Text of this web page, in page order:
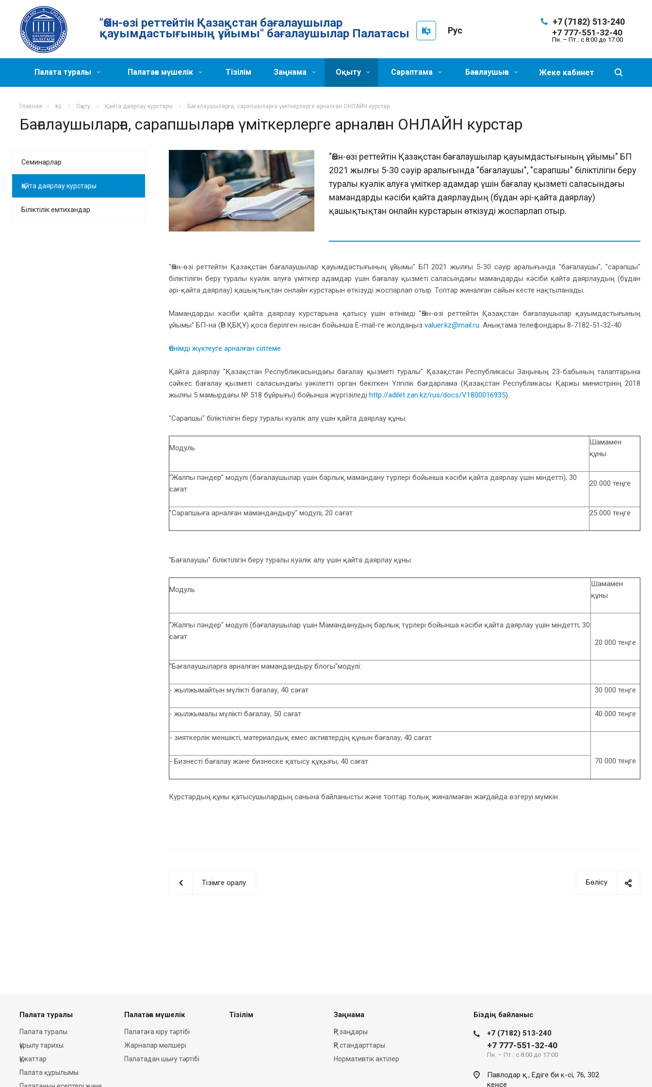
"Өзін-өзі реттейтін Қазақстан бағалаушылар
қауымдастығының ұйымы" бағалаушылар Палатасы Қаз Рус
+7 (7182) 513-240
+7 777-551-32-40
Пн. – Пт.: с 8:00 до 17:00
Жеке кабинет
Палата туралы Палатаға мүшелік Тізілім Заңнама Оқыту Сараптама Бағалаушыға
Главная kz Оқыту Қайта даярлау курстары Бағалаушыларға, сарапшыларға үміткерлерге арналған ОНЛАЙН курстар
Бағалаушыларға, сарапшыларға үміткерлерге арналған ОНЛАЙН курстар
"Өзін-өзі реттейтін Қазақстан бағалаушылар қауымдастығының ұйымы" БП
2021 жылғы 5-30 сәуір аралығында "бағалаушы", "сарапшы" біліктілігін беру
туралы куәлік алуға үміткер адамдар үшін бағалау қызметі саласындағы
мамандарды кәсіби қайта даярлаудың (бұдан әрі-қайта даярлау)
қашықтықтан онлайн курстарын өткізуді жоспарлап отыр.
"Өзін-өзі реттейтін Қазақстан бағалаушылар қауымдастығының ұйымы" БП 2021 жылғы 5-30 сәуір аралығында "бағалаушы", "сарапшы"
біліктілігін беру туралы куәлік алуға үміткер адамдар үшін бағалау қызметі саласындағы мамандарды кәсіби қайта даярлаудың (бұдан
әрі-қайта даярлау) қашықтықтан онлайн курстарын өткізуді жоспарлап отыр. Топтар жиналған сайын кесте нақтыланады.
Мамандарды кәсіби қайта даярлау курстарына қатысу үшін өтінімді "Өзін-өзі реттейтін Қазақстан бағалаушылар қауымдастығының
ұйымы" БП-на (ӨР ҚБҚҰ) қоса берілген нысан бойынша Е-mail-ге жолдаңыз valuer.kz@mail.ru. Анықтама телефондары 8-7182-51-32-40
Өтінімді жүктеуге арналған сілтеме
Қайта даярлау "Қазақстан Республикасындағы бағалау қызметі туралы" Қазақстан Республикасы Заңының 23-бабының талаптарына
сәйкес бағалау қызметі саласындағы уәкілетті орган бекіткен Үлгілік бағдарлама (Қазақстан Республикасы Қаржы министрінің 2018
жылғы 5 мамырдағы № 518 бұйрығы) бойынша жүргізіледі http://adilet.zan.kz/rus/docs/V1800016935).
"Сарапшы" біліктілігін беру туралы куәлік алу үшін қайта даярлау құны:
Модуль
Шамамен
құны
"Жалпы пәндер" модулі (бағалаушылар үшін барлық мамандану түрлері бойынша кәсіби қайта даярлау үшін міндетті); 30
сағат
20 000 теңге
"Сарапшыға арналған мамандандыру" модулі, 20 сағат 25 000 теңге
"Бағалаушы" біліктілігін беру туралы куәлік алу үшін қайта даярлау құны:
Модуль
Шамамен
құны
"Жалпы пәндер" модулі (бағалаушылар үшін Маманданудың барлық түрлері бойынша кәсіби қайта даярлау үшін міндетті; 30
сағат
20 000 теңге
"Бағалаушыларға арналған мамандандыру блогы"модулі:
- жылжымайтын мүлікті бағалау, 40 сағат 30 000 теңге
- жылжымалы мүлікті бағалау, 50 сағат 40 000 теңге
- зияткерлік меншікті, материалдық емес активтердің құнын бағалау, 40 сағат
70 000 теңге
- Бизнесті бағалау және бизнеске қатысу құқығы, 40 сағат
Курстардың құны қатысушылардың санына байланысты және топтар толық жиналмаған жағдайда өзгеруі мүмкін.
Бөлісу
Тізімге оралу
Семинарлар
Қайта даярлау курстары
Біліктілік емтихандар
Палата туралы
Палата туралы
Құрылу тарихы
Құжаттар
Палата құрылымы
Палатаға мүшелік
Палатаға кіру тәртібі
Жарналар мөлшері
Палатадан шығу тәртібі
Тізілім Заңнама
ҚР заңдары
ҚР стандарттары
Нормативтік актілер
Біздің байланыс
+7 (7182) 513-240
+7 777-551-32-40
Пн. – Пт.: с 8:00 до 17:00
Павлодар қ., Едіге би к-сі, 76, 302
кеңсе